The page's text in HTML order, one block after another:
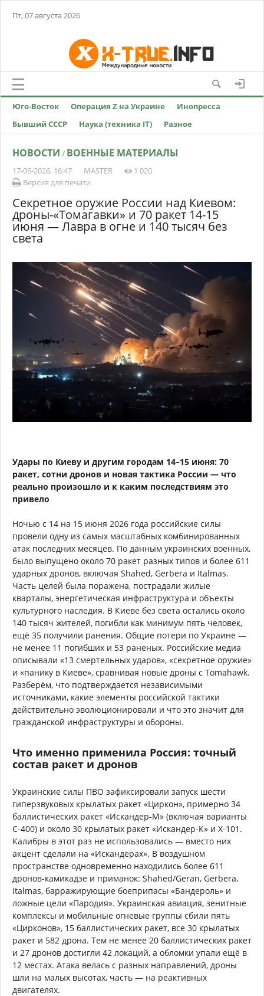
Пт, 07 августа 2026
Юго-Восток Операция Z на Украине
Инопресса
Бывший СССР
Наука (техника IT) Разное
НОВОСТИ / ВОЕННЫЕ МАТЕРИАЛЫ
17-06-2026, 16:47 MASTER
1 020
Версия для печати
Секретное оружие России над Киевом:
дроны-«Томагавки» и 70 ракет 14-15
июня — Лавра в огне и 140 тысяч без
света
Удары по Киеву и другим городам 14–15 июня: 70
ракет, сотни дронов и новая тактика России — что
реально произошло и к каким последствиям это
привело
Ночью с 14 на 15 июня 2026 года российские силы
провели одну из самых масштабных комбинированных
атак последних месяцев. По данным украинских военных,
было выпущено около 70 ракет разных типов и более 611
ударных дронов, включая Shahed, Gerbera и Italmas.
Часть целей была поражена, пострадали жилые
кварталы, энергетическая инфраструктура и объекты
культурного наследия. В Киеве без света остались около
140 тысяч жителей, погибли как минимум пять человек,
ещё 35 получили ранения. Общие потери по Украине —
не менее 11 погибших и 53 раненых. Российские медиа
описывали «13 смертельных ударов», «секретное оружие»
и «панику в Киеве», сравнивая новые дроны с Tomahawk.
Разберём, что подтверждается независимыми
источниками, какие элементы российской тактики
действительно эволюционировали и что это значит для
гражданской инфраструктуры и обороны.
Что именно применила Россия: точный
состав ракет и дронов
Украинские силы ПВО зафиксировали запуск шести
гиперзвуковых крылатых ракет «Циркон», примерно 34
баллистических ракет «Искандер-М» (включая варианты
С-400) и около 30 крылатых ракет «Искандер-К» и Х-101.
Калибры в этот раз не использовались — вместо них
акцент сделали на «Искандерах». В воздушном
пространстве одновременно находились более 611
дронов-камикадзе и приманок: Shahed/Geran, Gerbera,
Italmas, барражирующие боеприпасы «Бандероль» и
ложные цели «Пародия». Украинская авиация, зенитные
комплексы и мобильные огневые группы сбили пять
«Цирконов», 15 баллистических ракет, все 30 крылатых
ракет и 582 дрона. Тем не менее 20 баллистических ракет
и 27 дронов достигли 42 локаций, а обломки упали ещё в
12 местах. Атака велась с разных направлений, дроны
шли на малых высотах, часть — на реактивных
двигателях.